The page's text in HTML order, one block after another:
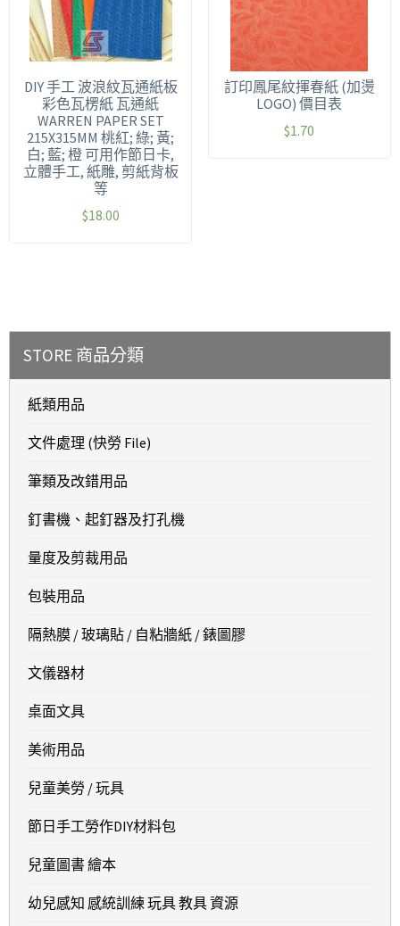
DIY 手工 波浪紋瓦通紙板
彩色瓦楞紙 瓦通紙
WARREN PAPER SET
215X315MM 桃紅; 綠; 黃;
白; 藍; 橙 可用作節日卡,
立體手工, 紙雕, 剪紙背板
等
$18.00
訂印鳳尾紋揮春紙 (加燙
LOGO) 價目表
$1.70
STORE 商品分類
紙類用品
文件處理 (快勞 File)
筆類及改錯用品
釘書機、起釘器及打孔機
量度及剪裁用品
包裝用品
隔熱膜 / 玻璃貼 / 自粘牆紙 / 錶圖膠
文儀器材
桌面文具
美術用品
兒童美勞 / 玩具
節日手工勞作DIY材料包
兒童圖書 繪本
幼兒感知 感統訓練 玩具 教具 資源